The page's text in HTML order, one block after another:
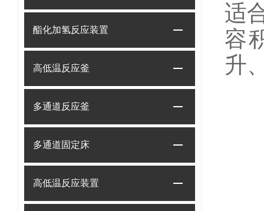
酯化加氢反应装置
高低温反应釜
多通道反应釜
多通道固定床
高低温反应装置
适
容
升